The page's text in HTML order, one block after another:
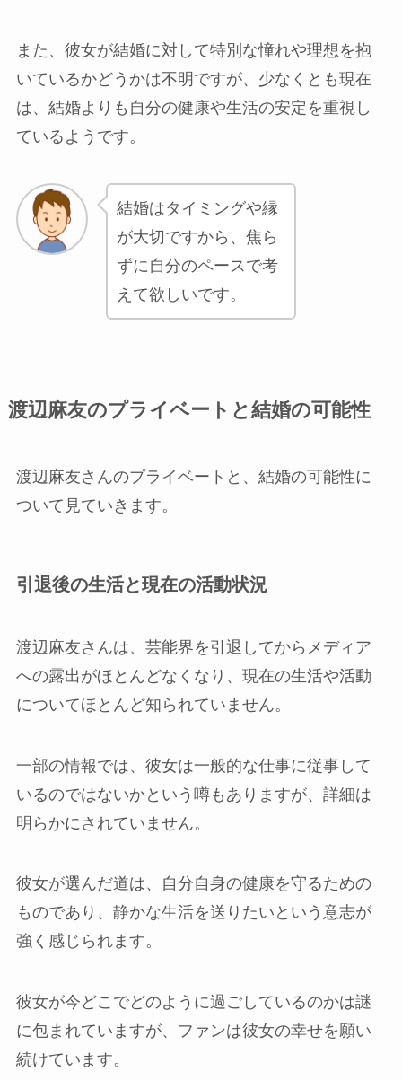
また、彼女が結婚に対して特別な憧れや理想を抱
いているかどうかは不明ですが、少なくとも現在
は、結婚よりも自分の健康や生活の安定を重視し
ているようです。
結婚はタイミングや縁
が大切ですから、焦ら
ずに自分のペースで考
えて欲しいです。
渡辺麻友のプライベートと結婚の可能性
渡辺麻友さんのプライベートと、結婚の可能性に
ついて見ていきます。
引退後の生活と現在の活動状況
渡辺麻友さんは、芸能界を引退してからメディア
への露出がほとんどなくなり、現在の生活や活動
についてほとんど知られていません。
一部の情報では、彼女は一般的な仕事に従事して
いるのではないかという噂もありますが、詳細は
明らかにされていません。
彼女が選んだ道は、自分自身の健康を守るための
ものであり、静かな生活を送りたいという意志が
強く感じられます。
彼女が今どこでどのように過ごしているのかは謎
に包まれていますが、ファンは彼女の幸せを願い
続けています。